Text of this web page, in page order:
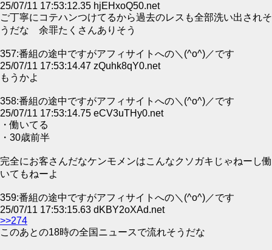
25/07/11 17:53:12.35 hjEHxoQ50.net
ご丁寧にコテハンつけてるから過去のレスも全部洗い出されそ
うだな 余罪たくさんありそう
357:番組の途中ですがアフィサイトへの＼(^o^)／です
25/07/11 17:53:14.47 zQuhk8qY0.net
もうかよ
358:番組の途中ですがアフィサイトへの＼(^o^)／です
25/07/11 17:53:14.75 eCV3uTHy0.net
・働いてる
・30歳前半
完全にお客さんだなケンモメンはこんなクソガキじゃねーし働
いてもねーよ
359:番組の途中ですがアフィサイトへの＼(^o^)／です
25/07/11 17:53:15.63 dKBY2oXAd.net
>>274
このあとの18時の全国ニュースで流れそうだな